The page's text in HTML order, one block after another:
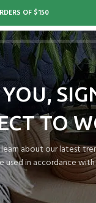
TO
about our latest
used in accordance
OF $150